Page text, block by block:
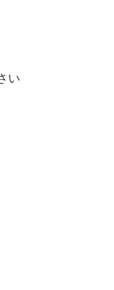
い